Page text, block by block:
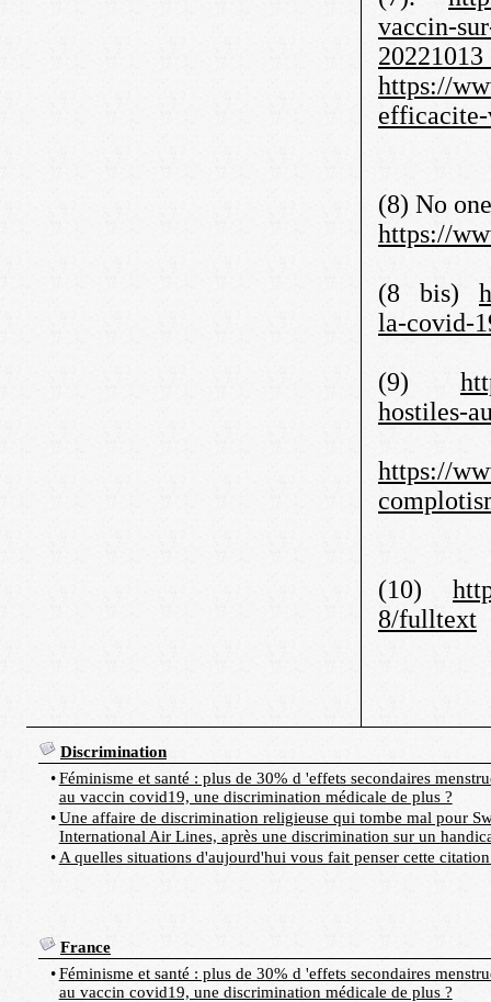
vaccin-
https://
(8) No
https://
(8 bis)
la-covid-
(9)
hostiles-
https://
(10)
8/fulltext
Discrimination
• Féminisme et santé : plus de 30% d 'effets secondaires
au vaccin covid19, une discrimination médicale de plus ?
• Une affaire de discrimination religieuse qui tombe mal pour
International Air Lines, après une discrimination sur un
• A quelles situations d'aujourd'hui vous fait penser cette
France
• Féminisme et santé : plus de 30% d 'effets secondaires
au vaccin covid19, une discrimination médicale de plus ?